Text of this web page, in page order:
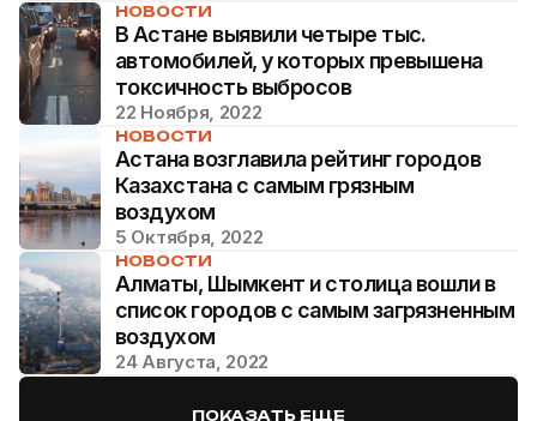
НОВОСТИ
В Астане выявили четыре тыс.
автомобилей, у которых превышена
токсичность выбросов
22 Ноября, 2022
НОВОСТИ
Астана возглавила рейтинг городов
Казахстана с самым грязным
воздухом
5 Октября, 2022
НОВОСТИ
Алматы, Шымкент и столица вошли в
список городов с самым загрязненным
воздухом
24 Августа, 2022
ПОКАЗАТЬ ЕЩЕ